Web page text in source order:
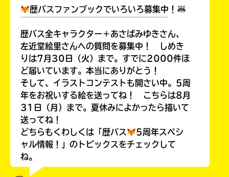
歴バスファンブックでいろいろ募集中！
歴バス全キャラクター＋あさばみゆきさん、
左近堂絵里さんへの質問を募集中！ しめき
りは7月30日（火）まで。すでに2000件ほ
ど届いています。本当にありがとう！
そして、イラストコンテストも開さい中。5周
年をお祝いする絵を送ってね！ こちらは8月
31日（月）まで。夏休みによかったら描いて
送ってね！
どちらもくわしくは「歴バス
5周年スペシ
ャル情報！」のトピックスをチェックして
ね。